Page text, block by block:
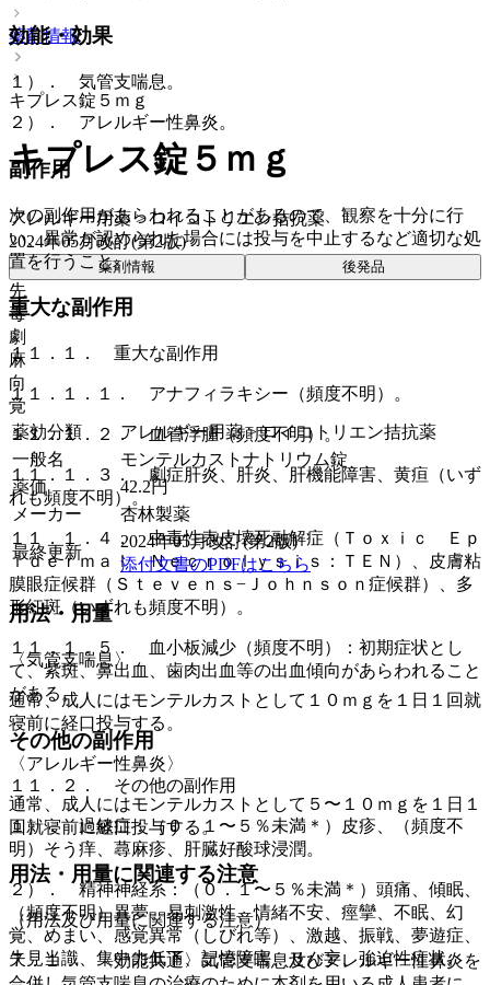
効能・効果
１）． 気管支喘息。
２）． アレルギー性鼻炎。
副作用
次の副作用があらわれることがあるので、観察を十分に行
い、異常が認められた場合には投与を中止するなど適切な処
置を行うこと。
重大な副作用
１１．１． 重大な副作用
１１．１．１． アナフィラキシー（頻度不明）。
１１．１．２． 血管浮腫（頻度不明）。
１１．１．３． 劇症肝炎、肝炎、肝機能障害、黄疸（いず
れも頻度不明）。
１１．１．４． 中毒性表皮壊死融解症（Ｔｏｘｉｃ Ｅｐ
ｉｄｅｒｍａｌ Ｎｅｃｒｏｌｙｓｉｓ：ＴＥＮ）、皮膚粘
膜眼症候群（Ｓｔｅｖｅｎｓ−Ｊｏｈｎｓｏｎ症候群）、多
形紅斑（いずれも頻度不明）。
１１．１．５． 血小板減少（頻度不明）：初期症状とし
て、紫斑、鼻出血、歯肉出血等の出血傾向があらわれること
がある。
その他の副作用
１１．２． その他の副作用
１）． 過敏症：（０．１〜５％未満＊）皮疹、（頻度不
明）そう痒、蕁麻疹、肝臓好酸球浸潤。
２）． 精神神経系：（０．１〜５％未満＊）頭痛、傾眠、
（頻度不明）異夢、易刺激性、情緒不安、痙攣、不眠、幻
覚、めまい、感覚異常（しびれ等）、激越、振戦、夢遊症、
失見当識、集中力低下、記憶障害、せん妄、強迫性症状。
薬剤情報
キプレス錠５ｍｇ
キプレス錠５ｍｇ
アレルギー用薬 > ロイコトリエン拮抗薬
2024年05月改訂(第2版)
薬剤情報 後発品
先
毒
劇
麻
向
覚
薬効分類
アレルギー用薬 > ロイコトリエン拮抗薬
一般名
モンテルカストナトリウム錠
薬価
42.2円
メーカー
杏林製薬
最終更新
2024年05月改訂(第2版)
添付文書のPDFはこちら
用法・用量
〈気管支喘息〉
通常、成人にはモンテルカストとして１０ｍｇを１日１回就
寝前に経口投与する。
〈アレルギー性鼻炎〉
通常、成人にはモンテルカストとして５〜１０ｍｇを１日１
回就寝前に経口投与する。
用法・用量に関連する注意
（用法及び用量に関連する注意）
７．１． 〈効能共通〉気管支喘息及びアレルギー性鼻炎を